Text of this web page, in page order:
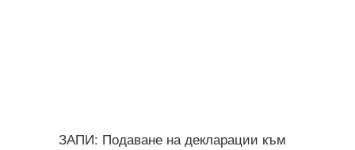
ЗАПИ: Подаване на декларации към